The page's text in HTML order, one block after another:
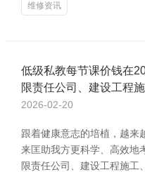
维修资讯
低级私教每节课价钱在
限责任公司、建设工程
2026-02-20
跟着健康意志的培植，越来
来匡助我方更科学、高效地
限责任公司、建设工程施工